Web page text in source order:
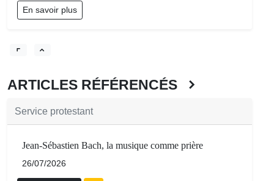
En savoir plus
ARTICLES RÉFÉRENCÉS
Service protestant
Jean-Sébastien Bach, la musique comme prière
26/07/2026